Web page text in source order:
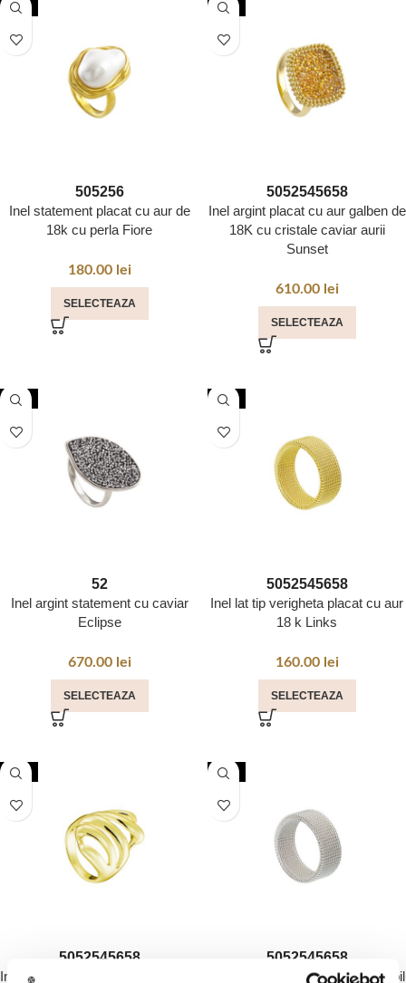
NOU
505256
Inel statement placat cu aur de
18k cu perla Fiore
180.00 lei
SELECTEAZA
NOU
5052545658
Inel argint placat cu aur galben de
18K cu cristale caviar aurii
Sunset
610.00 lei
SELECTEAZA
NOU
52
Inel argint statement cu caviar
Eclipse
670.00 lei
SELECTEAZA
NOU
5052545658
Inel lat tip verigheta placat cu aur
18 k Links
160.00 lei
SELECTEAZA
NOU
5052545658
Inel statement lat placat cu aur 18
NOU
5052545658
Inel lat tip verigheta otel inoxidabil